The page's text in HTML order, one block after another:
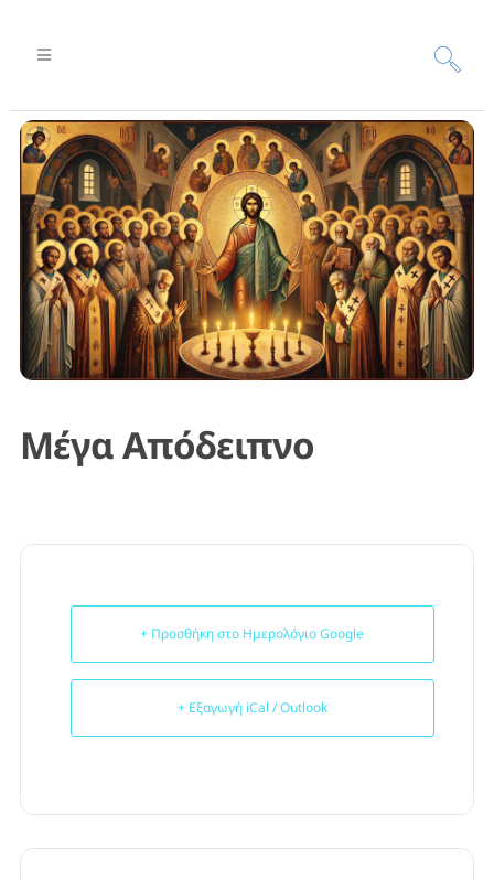
Μέγα Απόδειπνο
+ Προσθήκη στο Ημερολόγιο Google
+ Εξαγωγή iCal / Outlook